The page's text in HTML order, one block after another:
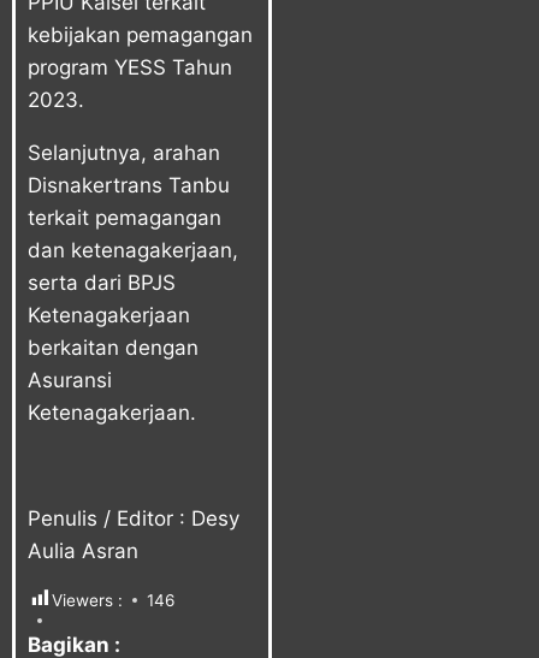
kebijakan pemagangan
program YESS Tahun
2023.
Selanjutnya, arahan
Disnakertrans Tanbu
terkait pemagangan
dan ketenagakerjaan,
serta dari BPJS
Ketenagakerjaan
berkaitan dengan
Asuransi
Ketenagakerjaan.
Penulis / Editor : Desy
Aulia Asran
Viewers : 146
Bagikan :